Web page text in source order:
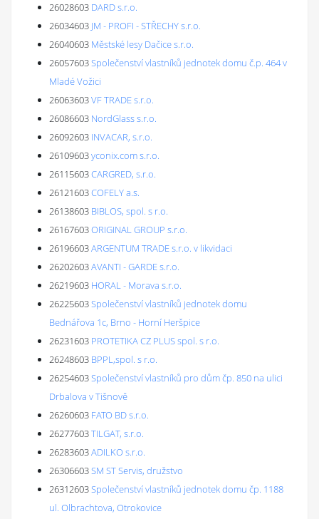
26028603 DARD s.r.o.
26034603 JM - PROFI - STŘECHY s.r.o.
26040603 Městské lesy Dačice s.r.o.
26057603Společenství vlastníků jednotek domu č.p. 464 v
Mladé Vožici
26063603VF TRADE s.r.o.
26086603 NordGlass s.r.o.
26092603 INVACAR, s.r.o.
26109603yconix.com s.r.o.
26115603CARGRED, s.r.o.
26121603COFELY a.s.
26138603 BIBLOS, spol. s r.o.
26167603ORIGINAL GROUP s.r.o.
26196603ARGENTUM TRADE s.r.o. v likvidaci
26202603AVANTI - GARDE s.r.o.
26219603 HORAL - Morava s.r.o.
26225603Společenství vlastníků jednotek domu
Bednářova 1c, Brno - Horní Heršpice
26231603 PROTETIKA CZ PLUS spol. s r.o.
26248603 BPPL,spol. s r.o.
26254603Společenství vlastníků pro dům čp. 850 na ulici
Drbalova v Tišnově
26260603 FATO BD s.r.o.
26277603TILGAT, s.r.o.
26283603ADILKO s.r.o.
26306603SM ST Servis, družstvo
26312603Společenství vlastníků jednotek domu čp. 1188
ul. Olbrachtova, Otrokovice